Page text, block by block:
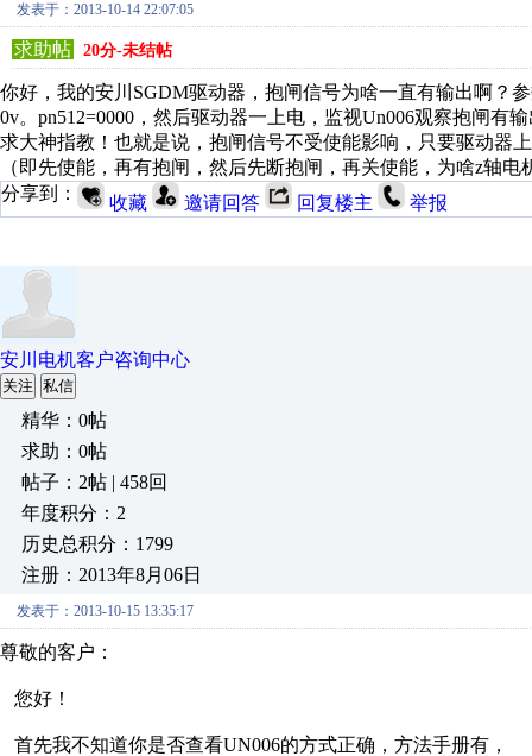
发表于：2013-10-14 22:07:05
求助帖 20分-未结帖
你好，我的安川SGDM驱动器，抱闸信号为啥一直有输出啊？
0v。pn512=0000，然后驱动器一上电，监视Un006观察抱闸
求大神指教！也就是说，抱闸信号不受使能影响，只要驱动器
（即先使能，再有抱闸，然后先断抱闸，再关使能，为啥z轴电
分享到：
收藏 邀请回答 回复楼主 举报
安川电机客户咨询中心
关注 私信
精华：0帖
求助：0帖
帖子：2帖 | 458回
年度积分：2
历史总积分：1799
注册：2013年8月06日
发表于：2013-10-15 13:35:17
尊敬的客户：
您好！
首先我不知道你是否查看UN006的方式正确，方法手册有，